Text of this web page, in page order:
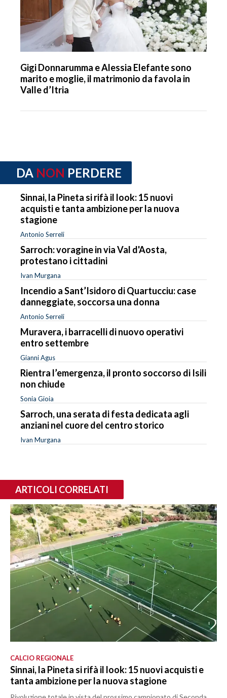
Gigi Donnarumma e Alessia Elefante sono
marito e moglie, il matrimonio da favola in
Valle d’Itria
DA NON PERDERE
Sinnai, la Pineta si rifà il look: 15 nuovi
acquisti e tanta ambizione per la nuova
stagione
Antonio Serreli
Sarroch: voragine in via Val d'Aosta,
protestano i cittadini
Ivan Murgana
Incendio a Sant’Isidoro di Quartucciu: case
danneggiate, soccorsa una donna
Antonio Serreli
Muravera, i barracelli di nuovo operativi
entro settembre
Gianni Agus
Rientra l’emergenza, il pronto soccorso di Isili
non chiude
Sonia Gioia
Sarroch, una serata di festa dedicata agli
anziani nel cuore del centro storico
Ivan Murgana
ARTICOLI CORRELATI
CALCIO REGIONALE
Sinnai, la Pineta si rifà il look: 15 nuovi acquisti e
tanta ambizione per la nuova stagione